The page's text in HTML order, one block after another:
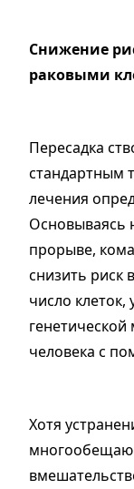
Снижение
раковыми
Пересадка
стандартным
лечения
Основываясь
прорыве,
снизить риск
число
человека с
Хотя